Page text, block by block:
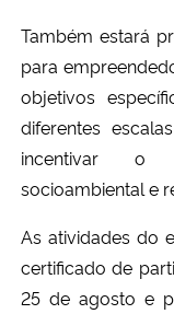
Também estará
para
objetivos
diferentes
incentivar o
socioambiental e
As atividades do
certificado de
25 de agosto e